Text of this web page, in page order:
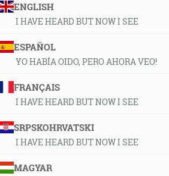
ENGLISH
I HAVE HEARD BUT NOW I SEE
ESPAÑOL
YO HABÍA OIDO, PERO AHORA VEO!
FRANÇAIS
I HAVE HEARD BUT NOW I SEE
SRPSKOHRVATSKI
I HAVE HEARD BUT NOW I SEE
MAGYAR